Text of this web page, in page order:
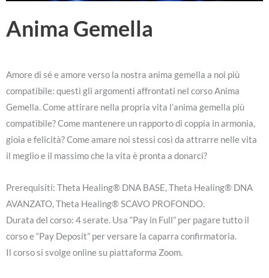
Anima Gemella
Amore di sé e amore verso la nostra anima gemella a noi più
compatibile: questi gli argomenti affrontati nel corso Anima
Gemella. Come attirare nella propria vita l’anima gemella più
compatibile? Come mantenere un rapporto di coppia in armonia,
gioia e felicità? Come amare noi stessi così da attrarre nelle vita
il meglio e il massimo che la vita è pronta a donarci?
Prerequisiti: Theta Healing® DNA BASE, Theta Healing® DNA
AVANZATO, Theta Healing® SCAVO PROFONDO.
Durata del corso: 4 serate. Usa “Pay in Full” per pagare tutto il
corso e “Pay Deposit” per versare la caparra confirmatoria.
Il corso si svolge online su piattaforma Zoom.